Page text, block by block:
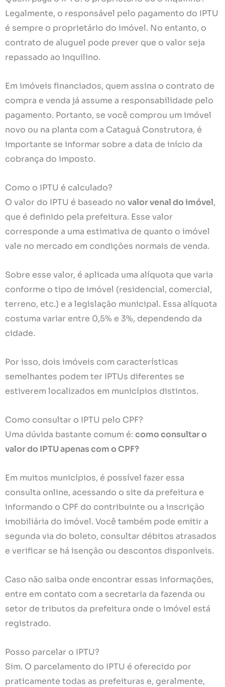
Legalmente, o responsável pelo pagamento do IPTU
é sempre o proprietário do imóvel. No entanto, o
contrato de aluguel pode prever que o valor seja
repassado ao inquilino.
Em imóveis financiados, quem assina o contrato de
compra e venda já assume a responsabilidade pelo
pagamento. Portanto, se você comprou um imóvel
novo ou na planta com a Cataguá Construtora, é
importante se informar sobre a data de início da
cobrança do imposto.
Como o IPTU é calculado?
O valor do IPTU é baseado no valor venal do imóvel,
que é definido pela prefeitura. Esse valor
corresponde a uma estimativa de quanto o imóvel
vale no mercado em condições normais de venda.
Sobre esse valor, é aplicada uma alíquota que varia
conforme o tipo de imóvel (residencial, comercial,
terreno, etc.) e a legislação municipal. Essa alíquota
costuma variar entre 0,5% e 3%, dependendo da
cidade.
Por isso, dois imóveis com características
semelhantes podem ter IPTUs diferentes se
estiverem localizados em municípios distintos.
Como consultar o IPTU pelo CPF?
Uma dúvida bastante comum é: como consultar o
valor do IPTU apenas com o CPF?
Em muitos municípios, é possível fazer essa
consulta online, acessando o site da prefeitura e
informando o CPF do contribuinte ou a inscrição
imobiliária do imóvel. Você também pode emitir a
segunda via do boleto, consultar débitos atrasados
e verificar se há isenção ou descontos disponíveis.
Caso não saiba onde encontrar essas informações,
entre em contato com a secretaria da fazenda ou
setor de tributos da prefeitura onde o imóvel está
registrado.
Posso parcelar o IPTU?
Sim. O parcelamento do IPTU é oferecido por
praticamente todas as prefeituras e, geralmente,